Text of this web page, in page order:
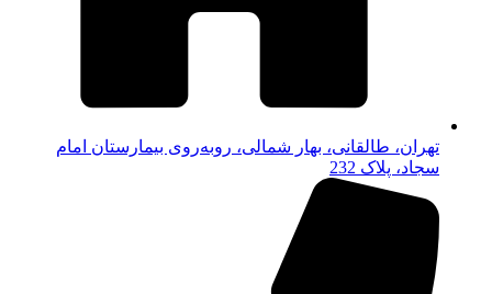
تهران، طالقانی، بهار شمالی، روبه‌روی بیمارستان امام
سجاد، پلاک 232